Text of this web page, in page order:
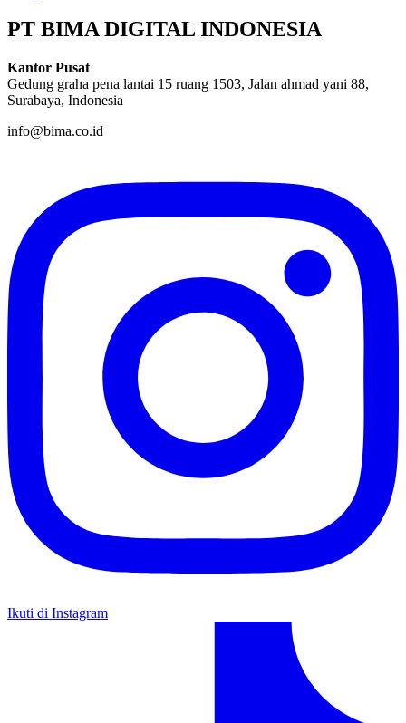
PT BIMA DIGITAL INDONESIA
Kantor Pusat
Gedung graha pena lantai 15 ruang 1503, Jalan ahmad yani 88,
Surabaya, Indonesia
info@bima.co.id
Ikuti di Instagram